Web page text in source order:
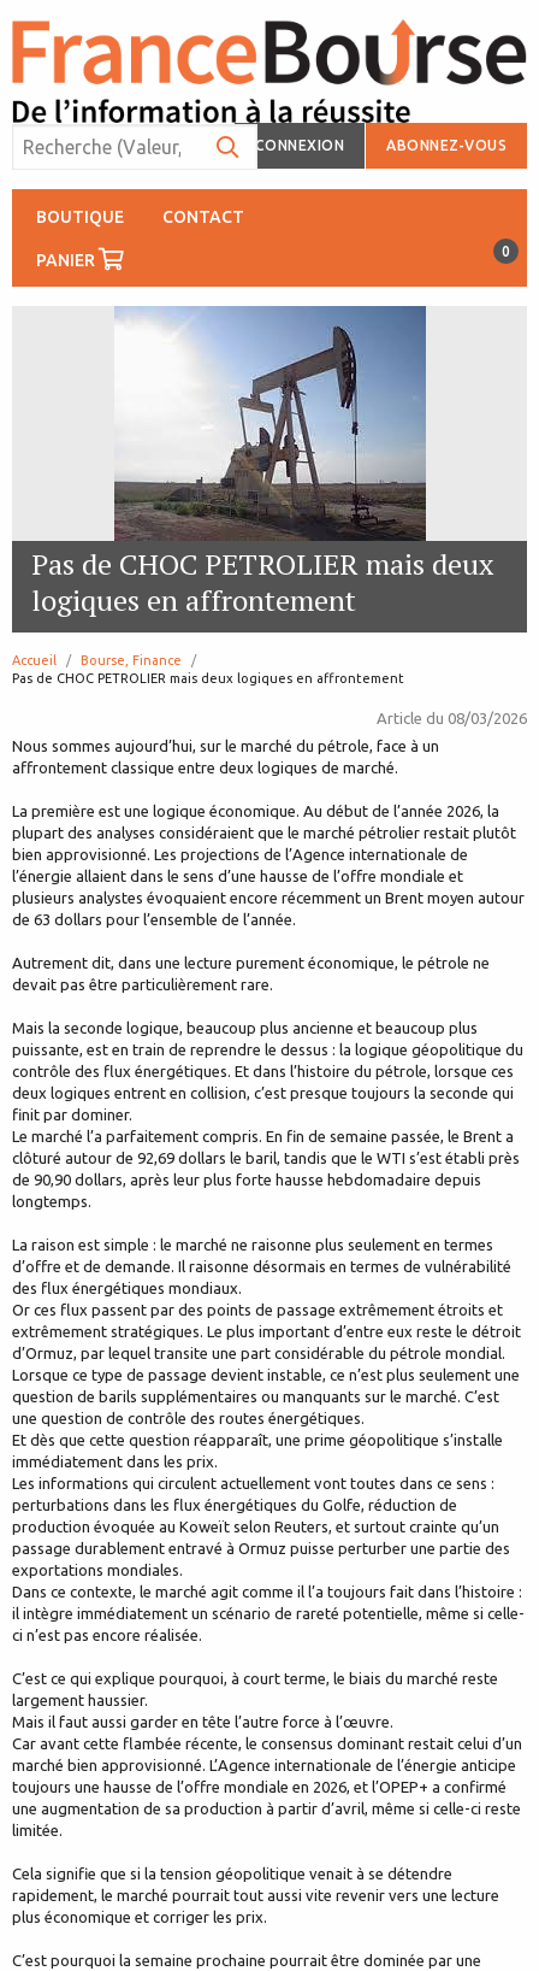
CONNEXION ABONNEZ-VOUS
BOUTIQUE CONTACT
PANIER 0
Pas de CHOC PETROLIER mais deux
logiques en affrontement
Accueil
Bourse, Finance
page:
Pas de CHOC PETROLIER mais deux logiques en affrontement
Article du 08/03/2026
Nous sommes aujourd’hui, sur le marché du pétrole, face à un
affrontement classique entre deux logiques de marché.
La première est une logique économique. Au début de l’année 2026, la
plupart des analyses considéraient que le marché pétrolier restait plutôt
bien approvisionné. Les projections de l’Agence internationale de
l’énergie allaient dans le sens d’une hausse de l’offre mondiale et
plusieurs analystes évoquaient encore récemment un Brent moyen autour
de 63 dollars pour l’ensemble de l’année.
Autrement dit, dans une lecture purement économique, le pétrole ne
devait pas être particulièrement rare.
Mais la seconde logique, beaucoup plus ancienne et beaucoup plus
puissante, est en train de reprendre le dessus : la logique géopolitique du
contrôle des flux énergétiques. Et dans l’histoire du pétrole, lorsque ces
deux logiques entrent en collision, c’est presque toujours la seconde qui
finit par dominer.
Le marché l’a parfaitement compris. En fin de semaine passée, le Brent a
clôturé autour de 92,69 dollars le baril, tandis que le WTI s’est établi près
de 90,90 dollars, après leur plus forte hausse hebdomadaire depuis
longtemps.
La raison est simple : le marché ne raisonne plus seulement en termes
d’offre et de demande. Il raisonne désormais en termes de vulnérabilité
des flux énergétiques mondiaux.
Or ces flux passent par des points de passage extrêmement étroits et
extrêmement stratégiques. Le plus important d’entre eux reste le détroit
d’Ormuz, par lequel transite une part considérable du pétrole mondial.
Lorsque ce type de passage devient instable, ce n’est plus seulement une
question de barils supplémentaires ou manquants sur le marché. C’est
une question de contrôle des routes énergétiques.
Et dès que cette question réapparaît, une prime géopolitique s’installe
immédiatement dans les prix.
Les informations qui circulent actuellement vont toutes dans ce sens :
perturbations dans les flux énergétiques du Golfe, réduction de
production évoquée au Koweït selon Reuters, et surtout crainte qu’un
passage durablement entravé à Ormuz puisse perturber une partie des
exportations mondiales.
Dans ce contexte, le marché agit comme il l’a toujours fait dans l’histoire :
il intègre immédiatement un scénario de rareté potentielle, même si celle-
ci n’est pas encore réalisée.
C’est ce qui explique pourquoi, à court terme, le biais du marché reste
largement haussier.
Mais il faut aussi garder en tête l’autre force à l’œuvre.
Car avant cette flambée récente, le consensus dominant restait celui d’un
marché bien approvisionné. L’Agence internationale de l’énergie anticipe
toujours une hausse de l’offre mondiale en 2026, et l’OPEP+ a confirmé
une augmentation de sa production à partir d’avril, même si celle-ci reste
limitée.
Cela signifie que si la tension géopolitique venait à se détendre
rapidement, le marché pourrait tout aussi vite revenir vers une lecture
plus économique et corriger les prix.
C’est pourquoi la semaine prochaine pourrait être dominée par une